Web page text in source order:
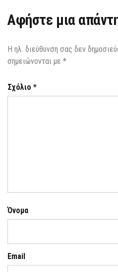
Αφήστε μια
Η ηλ. διεύθυνση σας δεν
σημειώνονται με *
Σχόλιο *
Όνομα
Email